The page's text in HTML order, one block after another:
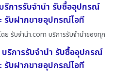
การรับจำนำ รับซื้ออุปกรณ์
รับฝากขายอุปกรณ์ไอที
ย รับจํานํา.com บริการรับจำนำของทุก
ริการรับจำนำ รับซื้ออุปกรณ์
รับฝากขายอุปกรณ์ไอที